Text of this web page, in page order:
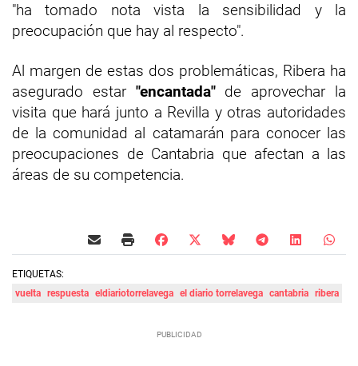
"ha tomado nota vista la sensibilidad y la
preocupación que hay al respecto".
Al margen de estas dos problemáticas, Ribera ha
asegurado estar "encantada"de aprovechar la
visita que hará junto a Revilla y otras autoridades
de la comunidad al catamarán para conocer las
preocupaciones de Cantabria que afectan a las
áreas de su competencia.
ETIQUETAS:
vuelta respuesta eldiariotorrelavega el diario torrelavega cantabria ribera